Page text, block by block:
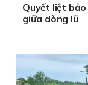
Quyết liệt
giữa dòng lũ